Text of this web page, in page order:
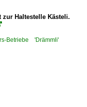
zur Haltestelle Kästeli.
Betriebe 'Drämmli'